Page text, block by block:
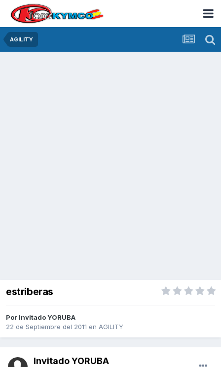
AGILITY
estriberas
Por Invitado YORUBA
22 de Septiembre del 2011 en AGILITY
Invitado YORUBA